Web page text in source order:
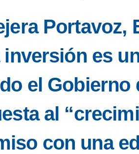
Portavoz,
inversión es
el Gobierno
al
con una